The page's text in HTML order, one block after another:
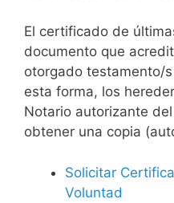
El certificado de
documento que
otorgado testamento/
esta forma, los
Notario autorizante
obtener una copia
Solicitar
Voluntad